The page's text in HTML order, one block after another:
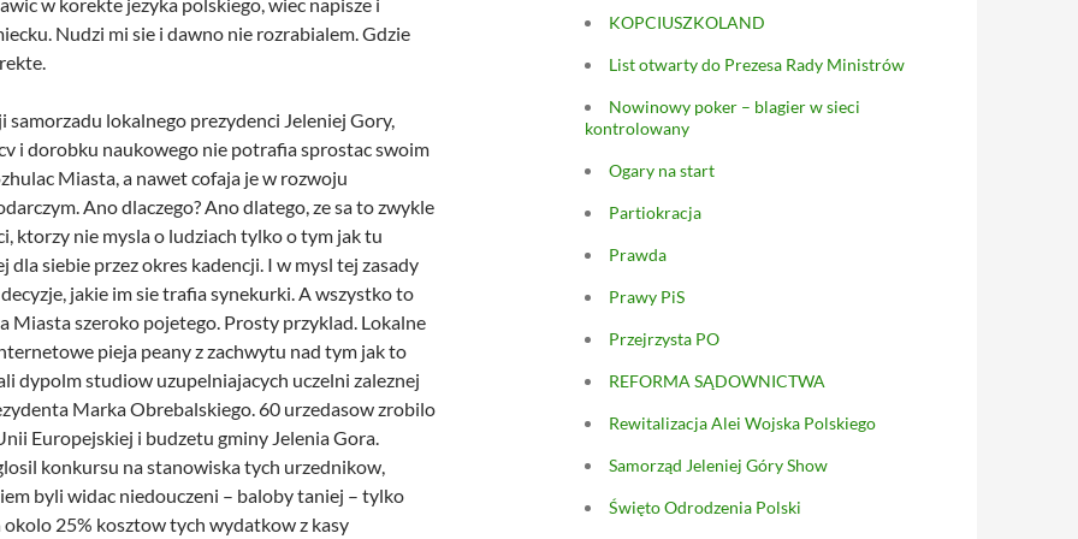
Nudzi mi sie i dawno nie rozrabialem. Gdzie
samorzadu lokalnego prezydenci Jeleniej Gory,
i dorobku naukowego nie potrafia sprostac swoim
Miasta, a nawet cofaja je w rozwoju
Ano dlaczego? Ano dlatego, ze sa to zwykle
ktorzy nie mysla o ludziach tylko o tym jak tu
dla siebie przez okres kadencji. I w mysl tej zasady
jakie im sie trafia synekurki. A wszystko to
Miasta szeroko pojetego. Prosty przyklad. Lokalne
pieja peany z zachwytu nad tym jak to
dypolm studiow uzupelniajacych uczelni zaleznej
Marka Obrebalskiego. 60 urzedasow zrobilo
nii Europejskiej i budzetu gminy Jelenia Gora.
konkursu na stanowiska tych urzednikow,
byli widac niedouczeni – baloby taniej – tylko
okolo 25% kosztow tych wydatkow z kasy
KOPCIUSZKOLAND
List otwarty do Prezesa Rady Ministrów
Nowinowy poker – blagier w sieci
kontrolowany
Ogary na start
Partiokracja
Prawda
Prawy PiS
Przejrzysta PO
REFORMA SĄDOWNICTWA
Rewitalizacja Alei Wojska Polskiego
Samorząd Jeleniej Góry Show
Święto Odrodzenia Polski